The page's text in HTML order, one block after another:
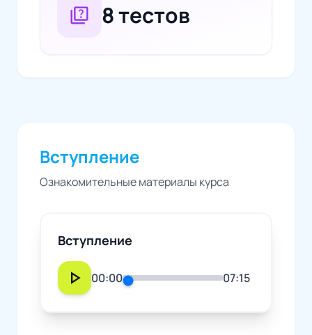
quiz 8 тестов
Вступление
Ознакомительные материалы курса
Вступление
play_arrow 00:00 07:15